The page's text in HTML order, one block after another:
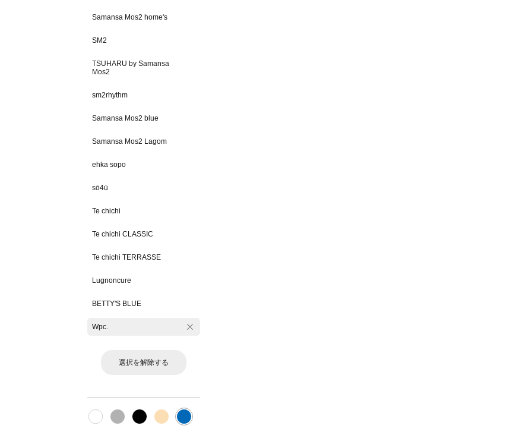
Samansa Mos2 home's
SM2
TSUHARU by Samansa
Mos2
sm2rhythm
Samansa Mos2 blue
Samansa Mos2 Lagom
ehka sopo
sō4ū
Te chichi
Te chichi CLASSIC
Te chichi TERRASSE
Lugnoncure
BETTY'S BLUE
Wpc.
選択を解除する